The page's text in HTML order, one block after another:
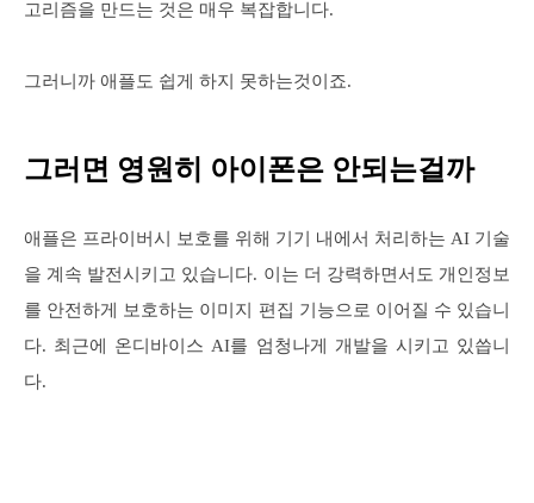
고리즘을 만드는 것은 매우 복잡합니다.
그러니까 애플도 쉽게 하지 못하는것이죠.
그러면 영원히 아이폰은 안되는걸까
애플은 프라이버시 보호를 위해 기기 내에서 처리하는 AI 기술
을 계속 발전시키고 있습니다. 이는 더 강력하면서도 개인정보
를 안전하게 보호하는 이미지 편집 기능으로 이어질 수 있습니
다. 최근에 온디바이스 AI를 엄청나게 개발을 시키고 있씁니
다.